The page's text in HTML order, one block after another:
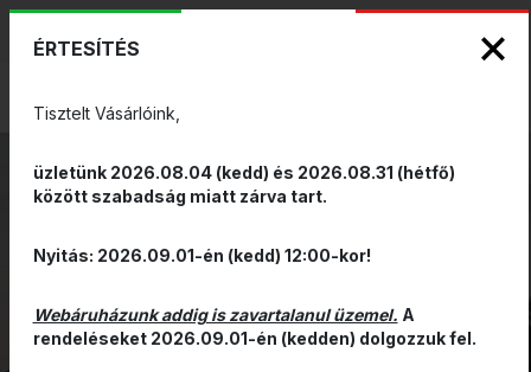
HUN
WILIER
URTA MAX
SLR
ÉRTESÍTÉS
Tisztelt Vásárlóink,
üzletünk 2026.08.04 (kedd) és 2026.08.31 (hétfő)
között szabadság miatt zárva tart.
Nyitás: 2026.09.01-én (kedd) 12:00-kor!
Webáruházunk addig is zavartalanul üzemel. A
rendeléseket 2026.09.01-én (kedden) dolgozzuk fel.